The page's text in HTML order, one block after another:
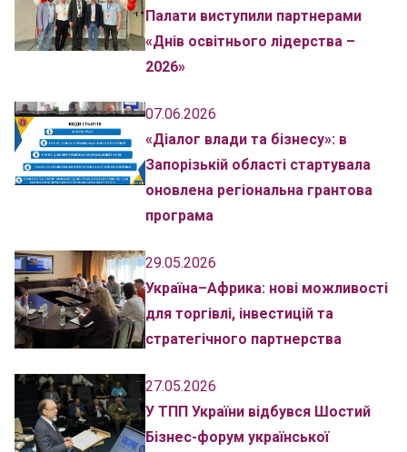
Палати виступили партнерами
«Днів освітнього лідерства –
2026»
07.06.2026
«Діалог влади та бізнесу»: в
Запорізькій області стартувала
оновлена регіональна грантова
програма
29.05.2026
Україна–Африка: нові можливості
для торгівлі, інвестицій та
стратегічного партнерства
27.05.2026
У ТПП України відбувся Шостий
Бізнес-форум української